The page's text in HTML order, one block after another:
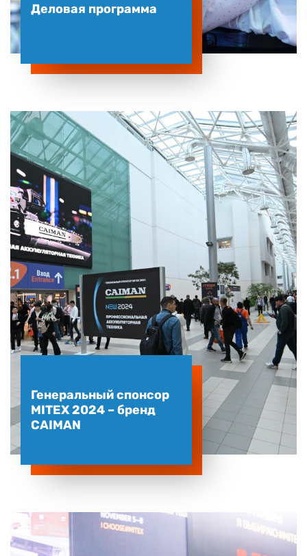
Деловая программа
Генеральный спонсор
MITEX 2024 – бренд
CAIMAN